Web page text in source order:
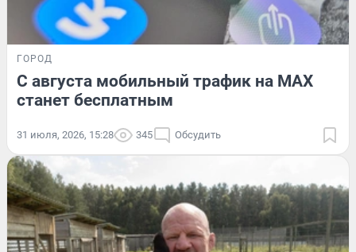
ГОРОД
С августа мобильный трафик на MAX
станет бесплатным
31 июля, 2026, 15:28 345 Обсудить